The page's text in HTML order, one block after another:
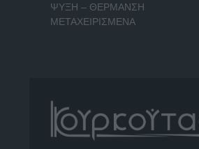
ΨΥΞΗ – ΘΕΡΜΑΝΣΗ
ΜΕΤΑΧΕΙΡΙΣΜΕΝΑ